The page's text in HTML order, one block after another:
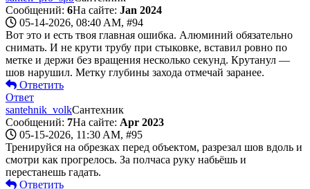
Сообщений: 6На сайте: Jan 2024
05-14-2026, 08:40 AM, #94
Вот это и есть твоя главная ошибка. Алюминий обязательно
снимать. И не крути трубу при стыковке, вставил ровно по
метке и держи без вращения несколько секунд. Крутанул —
шов нарушил. Метку глубины захода отмечай заранее.
Ответить
Ответ
santehnik_volkСантехник
Сообщений: 7На сайте: Apr 2023
05-15-2026, 11:30 AM, #95
Тренируйся на обрезках перед объектом, разрезал шов вдоль и
смотри как прогрелось. За полчаса руку набьёшь и
перестанешь гадать.
Ответить